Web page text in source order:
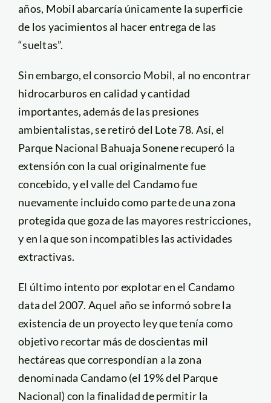
años, Mobil abarcaría únicamente la superficie
de los yacimientos al hacer entrega de las
“sueltas”.
Sin embargo, el consorcio Mobil, al no encontrar
hidrocarburos en calidad y cantidad
importantes, además de las presiones
ambientalistas, se retiró del Lote 78. Así, el
Parque Nacional Bahuaja Sonene recuperó la
extensión con la cual originalmente fue
concebido, y el valle del Candamo fue
nuevamente incluido como parte de una zona
protegida que goza de las mayores restricciones,
y en la que son incompatibles las actividades
extractivas.
El último intento por explotar en el Candamo
data del 2007. Aquel año se informó sobre la
existencia de un proyecto ley que tenía como
objetivo recortar más de doscientas mil
hectáreas que correspondían a la zona
denominada Candamo (el 19% del Parque
Nacional) con la finalidad de permitir la